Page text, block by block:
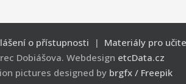
o přístupnosti | Materiály pro
Dobiášova. Webdesign etcData.cz
pictures designed by brgfx / Freepik